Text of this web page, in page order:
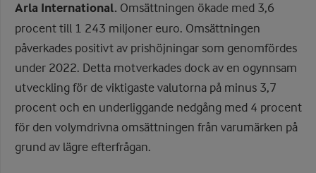
Arla International. Omsättningen ökade med 3,6
procent till 1 243 miljoner euro. Omsättningen
påverkades positivt av prishöjningar som genomfördes
under 2022. Detta motverkades dock av en ogynnsam
utveckling för de viktigaste valutorna på minus 3,7
procent och en underliggande nedgång med 4 procent
för den volymdrivna omsättningen från varumärken på
grund av lägre efterfrågan.